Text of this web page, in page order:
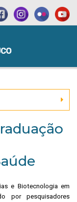
e Biotecnologia em
por pesquisadores